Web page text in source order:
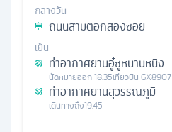
กลางวัน
ถนนสามตอกสองซอย
เย็น
ท่าอากาศยานอู๋ซูหนานหนิง
นัดหมายออก18.35เที่ยวบิน GX8907
ท่าอากาศยานสุวรรณภูมิ
เดินทางถึง19.45